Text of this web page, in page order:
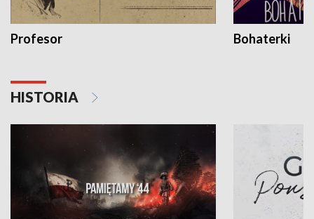
Profesor Bohaterki
HISTORIA